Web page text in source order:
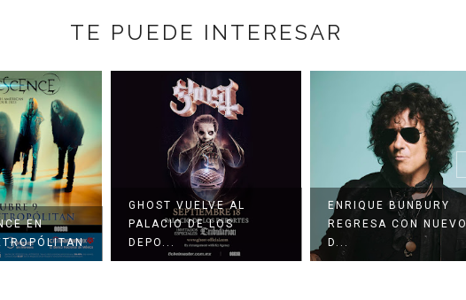
TE PUEDE INTERESAR
EN
GHOST VUELVE AL
PALACIO DE LOS
DEPO...
ENRIQUE BUNBURY
REGRESA CON NUEVO
D...